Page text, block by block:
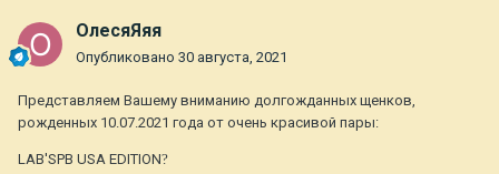
ОлесяЯяя
Опубликовано 30 августа, 2021
Представляем Вашему вниманию долгожданных щенков,
рожденных 10.07.2021 года от очень красивой пары:
LAB'SPB USA EDITION?